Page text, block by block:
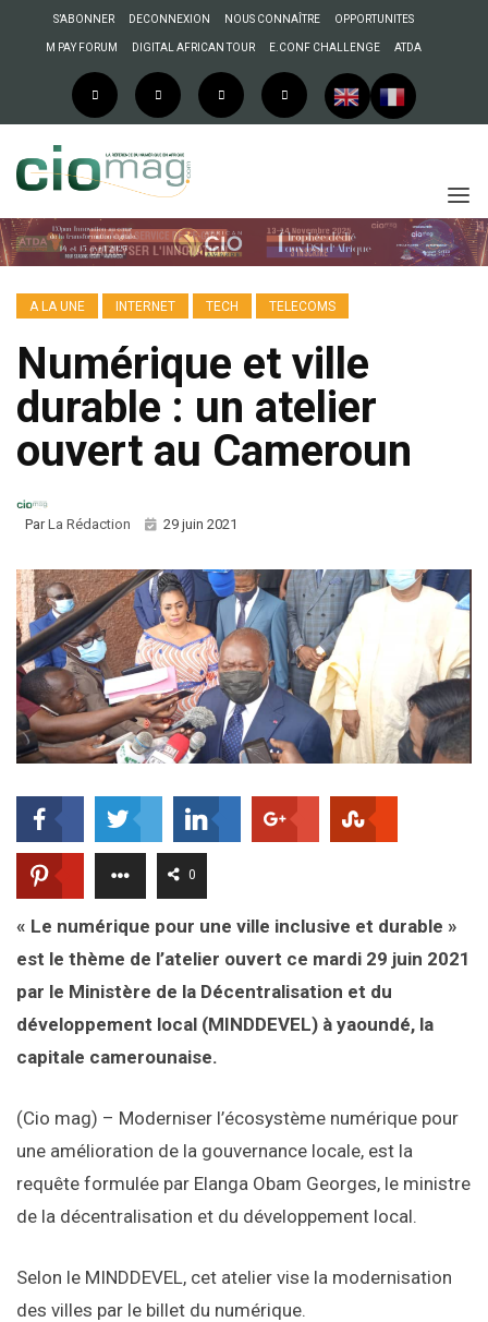
S’ABONNER DECONNEXION NOUS CONNAÎTRE OPPORTUNITES
M PAY FORUM DIGITAL AFRICAN TOUR E.CONF CHALLENGE ATDA
A LA UNE INTERNET TECH TELECOMS
Numérique et ville
durable : un atelier
ouvert au Cameroun
ParLa Rédaction 29 juin 2021
0
« Le numérique pour une ville inclusive et durable »
est le thème de l’atelier ouvert ce mardi 29 juin 2021
par le Ministère de la Décentralisation et du
développement local (MINDDEVEL) à yaoundé, la
capitale camerounaise.
(Cio mag) – Moderniser l’écosystème numérique pour
une amélioration de la gouvernance locale, est la
requête formulée par Elanga Obam Georges, le ministre
de la décentralisation et du développement local.
Selon le MINDDEVEL, cet atelier vise la modernisation
des villes par le billet du numérique.